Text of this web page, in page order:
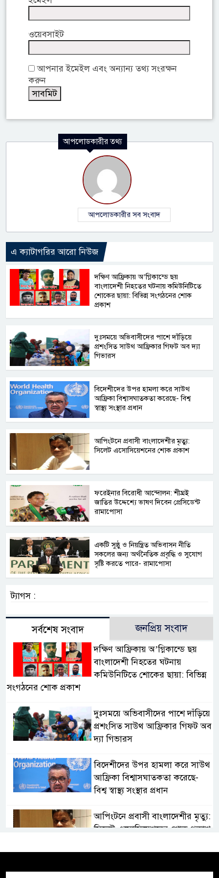
ওয়েবসাইট
আপনার ইমেইল এবং অন্যান্য তথ্য সংরক্ষন
করুন
আপলোডকারীর তথ্য
আপলোডকারীর সব সংবাদ
এ ক্যাটাগরির আরো নিউজ
দক্ষিণ আফ্রিকায় অ’গ্নিকান্ডে ছয়
বাংলাদেশী নিহতের ঘটনায় কমিউনিটিতে
শোকের ছায়া: বিভিন্ন সংগঠনের শোক
প্রকাশ
দুঃসময়ে অভিবাসীদের পাশে দাঁড়িয়ে
প্রশংসিত সাউথ আফ্রিকার গিফট অব দ্যা
গিভারস
বিদেশীদের উপর হামলা করে সাউথ
আফ্রিকা বিশ্বাসঘাতকতা করেছে- বিশ্ব
স্বাস্থ্য সংস্থার প্রধান
আপিংটনে প্রবাসী বাংলাদেশীর মৃত্যু:
সিলেট এসোসিয়েশনের শোক প্রকাশ
ফরেইনার বিরোধী আন্দোলন: শীঘ্রই
জাতির উদ্দেশ্যে ভাষণ দিবেন প্রেসিডেন্ট
রামাপোসা
একটি সুষ্ঠু ও নিয়ন্ত্রিত অভিবাসন নীতি
সকলের জন্য অর্থনৈতিক প্রবৃদ্ধি ও সুযোগ
সৃষ্টি করতে পারে- রামাপোসা
ট্যাগস :
সর্বশেষ সংবাদ জনপ্রিয় সংবাদ
দক্ষিণ আফ্রিকায় অ’গ্নিকান্ডে ছয়
বাংলাদেশী নিহতের ঘটনায়
কমিউনিটিতে শোকের ছায়া: বিভিন্ন
সংগঠনের শোক প্রকাশ
দুঃসময়ে অভিবাসীদের পাশে দাঁড়িয়ে
প্রশংসিত সাউথ আফ্রিকার গিফট অব
দ্যা গিভারস
বিদেশীদের উপর হামলা করে সাউথ
আফ্রিকা বিশ্বাসঘাতকতা করেছে-
বিশ্ব স্বাস্থ্য সংস্থার প্রধান
আপিংটনে প্রবাসী বাংলাদেশীর মৃত্যু:
সিলেট এসোসিয়েশনের শোক প্রকাশ
জাতির উদ্দেশ্যে ভাষণ দিবেন